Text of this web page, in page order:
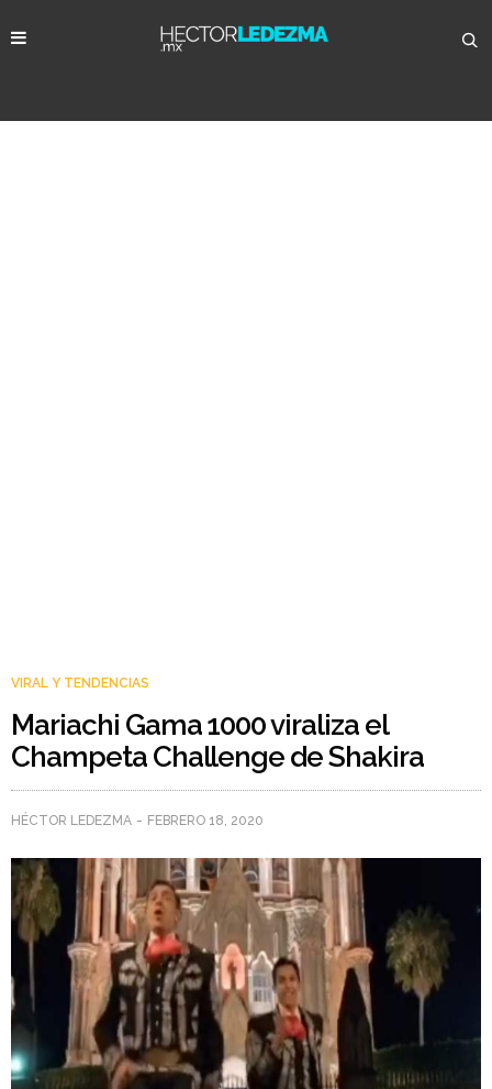
VIRAL Y TENDENCIAS
Mariachi Gama 1000 viraliza el
Champeta Challenge de Shakira
HÉCTOR LEDEZMA FEBRERO 18, 2020